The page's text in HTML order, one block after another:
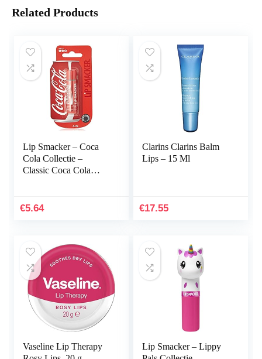
Related Products
Lip Smacker – Coca
Cola Collectie –
Classic Coca Cola
Cola Smaak – Leuk
€5.64
Clarins Clarins Balm
Lips – 15 Ml
€17.55
Vaseline Lip Therapy
Lip Smacker – Lippy